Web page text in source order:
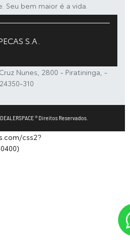
Seu bem maior é a vida.
S.A.
Nunes, 2800 - Piratininga, -
24350-310
® Direitos Reservados.
css2?